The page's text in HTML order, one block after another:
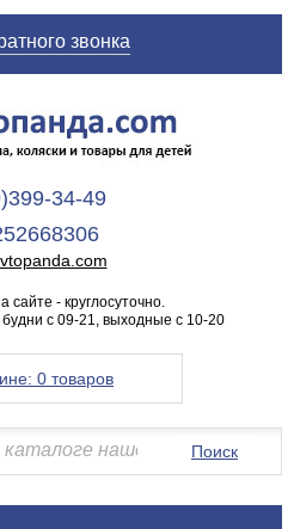
звонка
34-49
сайте - круглосуточно.
с 09-21, выходные с 10-20
0 товаров
Поиск